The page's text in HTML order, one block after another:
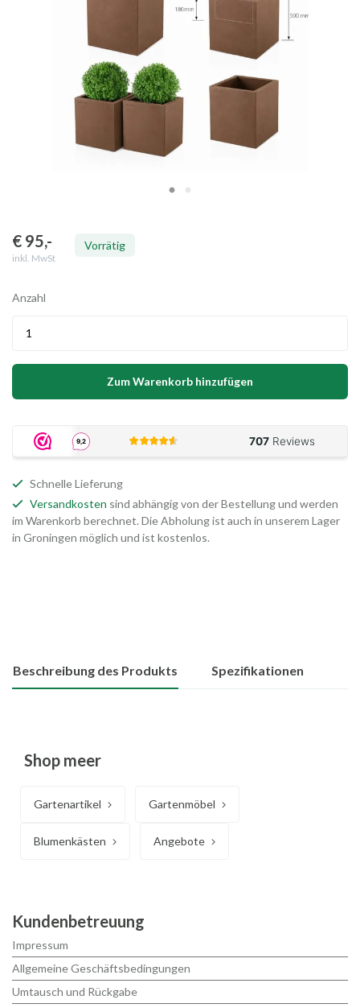
€ 95,-
inkl. MwSt
Vorrätig
Anzahl
Zum Warenkorb hinzufügen
Schnelle Lieferung
Versandkosten sind abhängig von der Bestellung und werden
im Warenkorb berechnet. Die Abholung ist auch in unserem Lager
in Groningen möglich und ist kostenlos.
Beschreibung des Produkts Spezifikationen
Shop meer
Gartenartikel Gartenmöbel
Blumenkästen Angebote
Kundenbetreuung
Impressum
Allgemeine Geschäftsbedingungen
Umtausch und Rückgabe